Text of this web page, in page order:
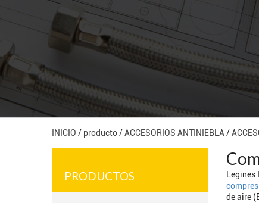
INICIO / producto/ACCESORIOS ANTINIEBLA /
PRODUCTOS Legines
de aire